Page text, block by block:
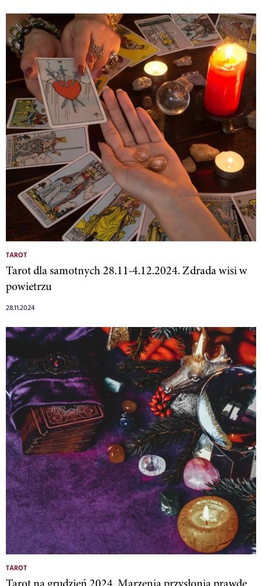
TAROT
Tarot dla samotnych 28.11-4.12.2024. Zdrada wisi w
powietrzu
28.11.2024
TAROT